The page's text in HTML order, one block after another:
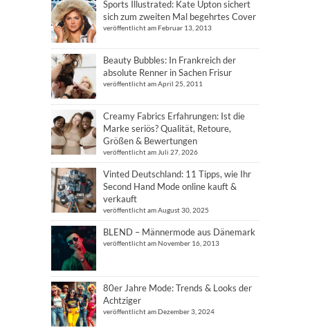
Sports Illustrated: Kate Upton sichert
sich zum zweiten Mal begehrtes Cover
veröffentlicht am Februar 13, 2013
Beauty Bubbles: In Frankreich der
absolute Renner in Sachen Frisur
veröffentlicht am April 25, 2011
Creamy Fabrics Erfahrungen: Ist die
Marke seriös? Qualität, Retoure,
Größen & Bewertungen
veröffentlicht am Juli 27, 2026
Vinted Deutschland: 11 Tipps, wie Ihr
Second Hand Mode online kauft &
verkauft
veröffentlicht am August 30, 2025
BLEND – Männermode aus Dänemark
veröffentlicht am November 16, 2013
80er Jahre Mode: Trends & Looks der
Achtziger
veröffentlicht am Dezember 3, 2024